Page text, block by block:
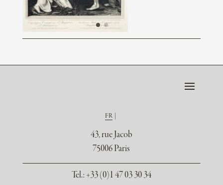
FR
43, rue Jacob
75006 Paris
Tel.: +33 (0)1 47 03 30 34